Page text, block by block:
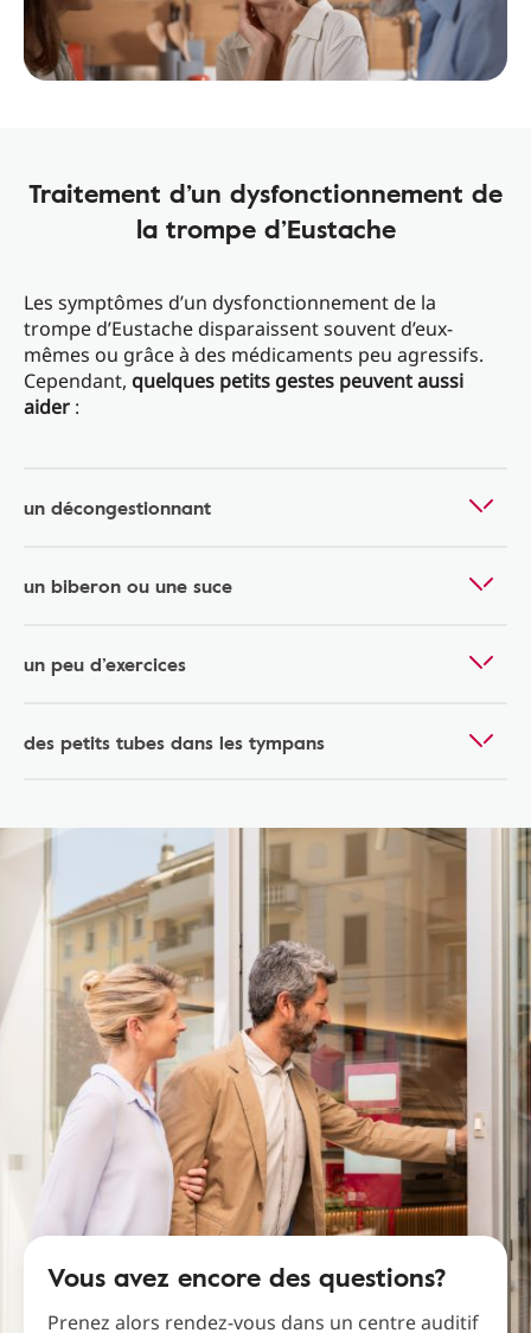
Traitement d’un dysfonctionnement de
la trompe d’Eustache
Les symptômes d’un dysfonctionnement de la
trompe d’Eustache disparaissent souvent d’eux-
mêmes ou grâce à des médicaments peu agressifs.
Cependant, quelques petits gestes peuvent aussi
aider :
un décongestionnant
un biberon ou une suce
un peu d’exercices
des petits tubes dans les tympans
Vous avez encore des questions?
Prenez alors rendez-vous dans un centre auditif